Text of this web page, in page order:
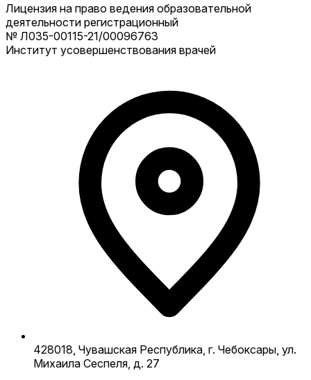
Лицензия на право ведения образовательной
деятельности регистрационный
№ Л035-00115-21/00096763
Институт усовершенствования врачей
428018, Чувашская Республика, г. Чебоксары, ул.
Михаила Сеспеля, д. 27